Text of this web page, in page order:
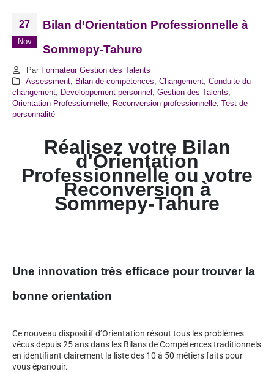
27
Nov
Bilan d’Orientation Professionnelle à
Sommepy-Tahure
Par Formateur Gestion des Talents
Assessment, Bilan de compétences Changement, Conduite du
changement
Developpement personnel Gestion des Talents
Orientation Professionnelle
Reconversion professionnelle Test de
personnalité
Réalisez votre Bilan
d'Orientation
Professionnelle ou votre
Reconversion à
Sommepy-Tahure
Une innovation très efficace pour trouver la
bonne orientation
Ce nouveau dispositif d’Orientation résout tous les problèmes
vécus depuis 25 ans dans les Bilans de Compétences traditionnels
en identifiant clairement la liste des 10 à 50 métiers faits pour
vous épanouir.